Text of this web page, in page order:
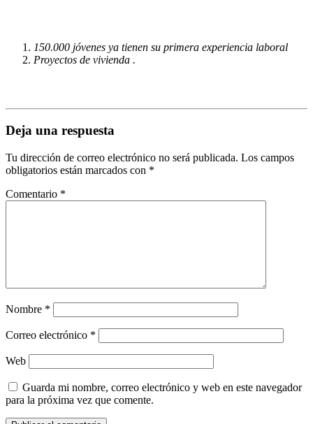
150.000 jóvenes ya tienen su primera experiencia laboral
Proyectos de vivienda .
Deja una respuesta
Tu dirección de correo electrónico no será publicada. Los campos
obligatorios están marcados con *
Comentario *
Nombre *
Correo electrónico *
Web
Guarda mi nombre, correo electrónico y web en este navegador
para la próxima vez que comente.